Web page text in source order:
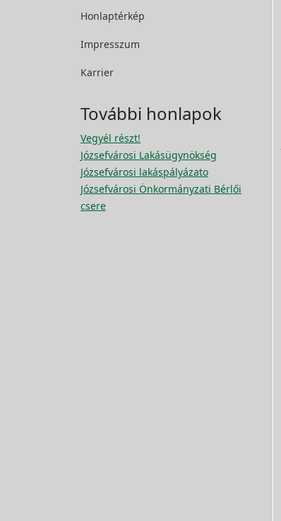
Honlaptérkép
Impresszum
Karrier
További honlapok
Vegyél részt!
Józsefvárosi Lakásügynökség
Józsefvárosi lakáspályázato
Józsefvárosi Önkormányzati Bérlői
csere